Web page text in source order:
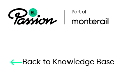
Back to Knowledge Base